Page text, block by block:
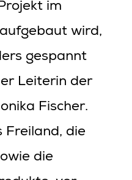
im
wird,
gespannt
Leiterin der
Fischer.
Freiland, die
die